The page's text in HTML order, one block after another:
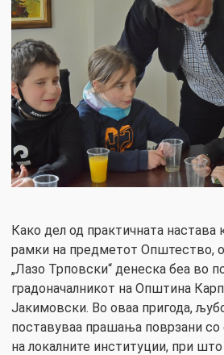
Како дел од практичната настава
рамки на предметот Општество,
„Лазо Трповски“ денеска беа во
градоначалникот на Општина
Јакимовски. Во оваа пригода,
поставуваа прашања поврзани
на локалните институции, при